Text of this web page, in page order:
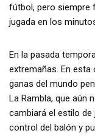
fútbol, pero siempre
jugada en los
En la pasada
extremañas. En esta
ganas del mundo
La Rambla, que aún
cambiará el estilo de
control del balón y